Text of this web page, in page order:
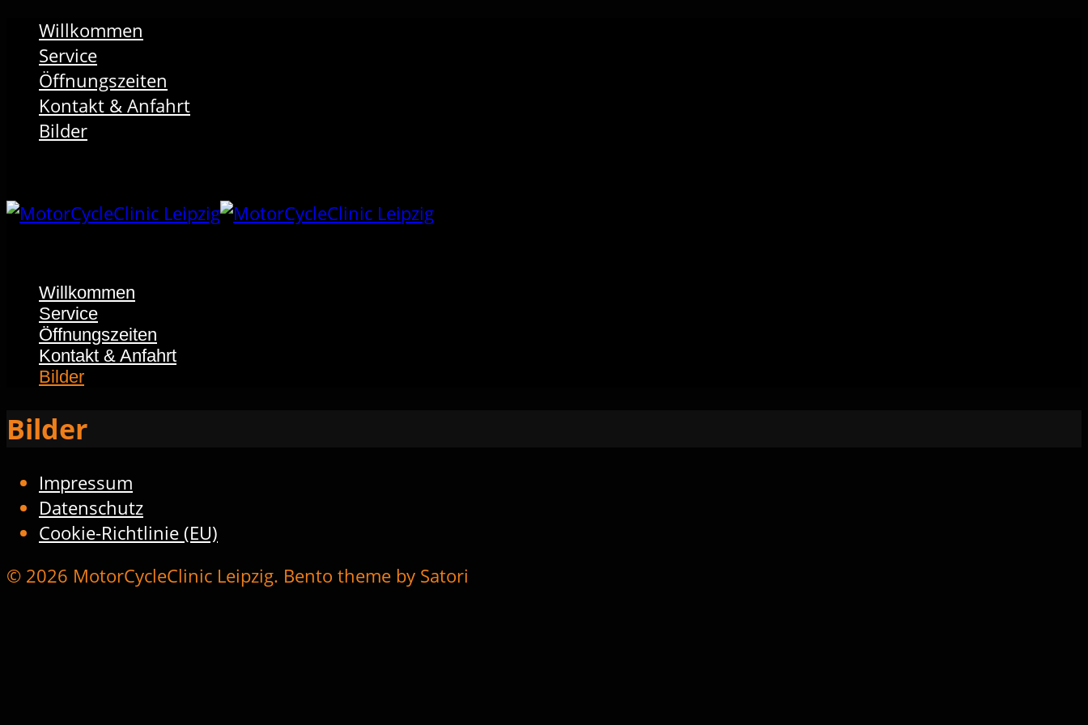
Willkommen
Service
Öffnungszeiten
Kontakt & Anfahrt
Bilder
Willkommen
Service
Öffnungszeiten
Kontakt & Anfahrt
Bilder
Bilder
Impressum
Datenschutz
Cookie-Richtlinie (EU)
© 2026 MotorCycleClinic Leipzig. Bento theme by Satori